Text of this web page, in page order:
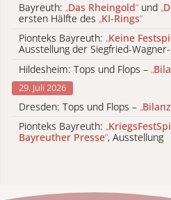
Bayreuth: „Das Rheingold“ und „
ersten Hälfte des „KI-Rings“
Pionteks Bayreuth: „Keine
Ausstellung der Siegfried-
Hildesheim: Tops und Flops – „
29. Juli 2026
Dresden: Tops und Flops – „
Pionteks Bayreuth: „
Bayreuther Presse“, Ausstellung